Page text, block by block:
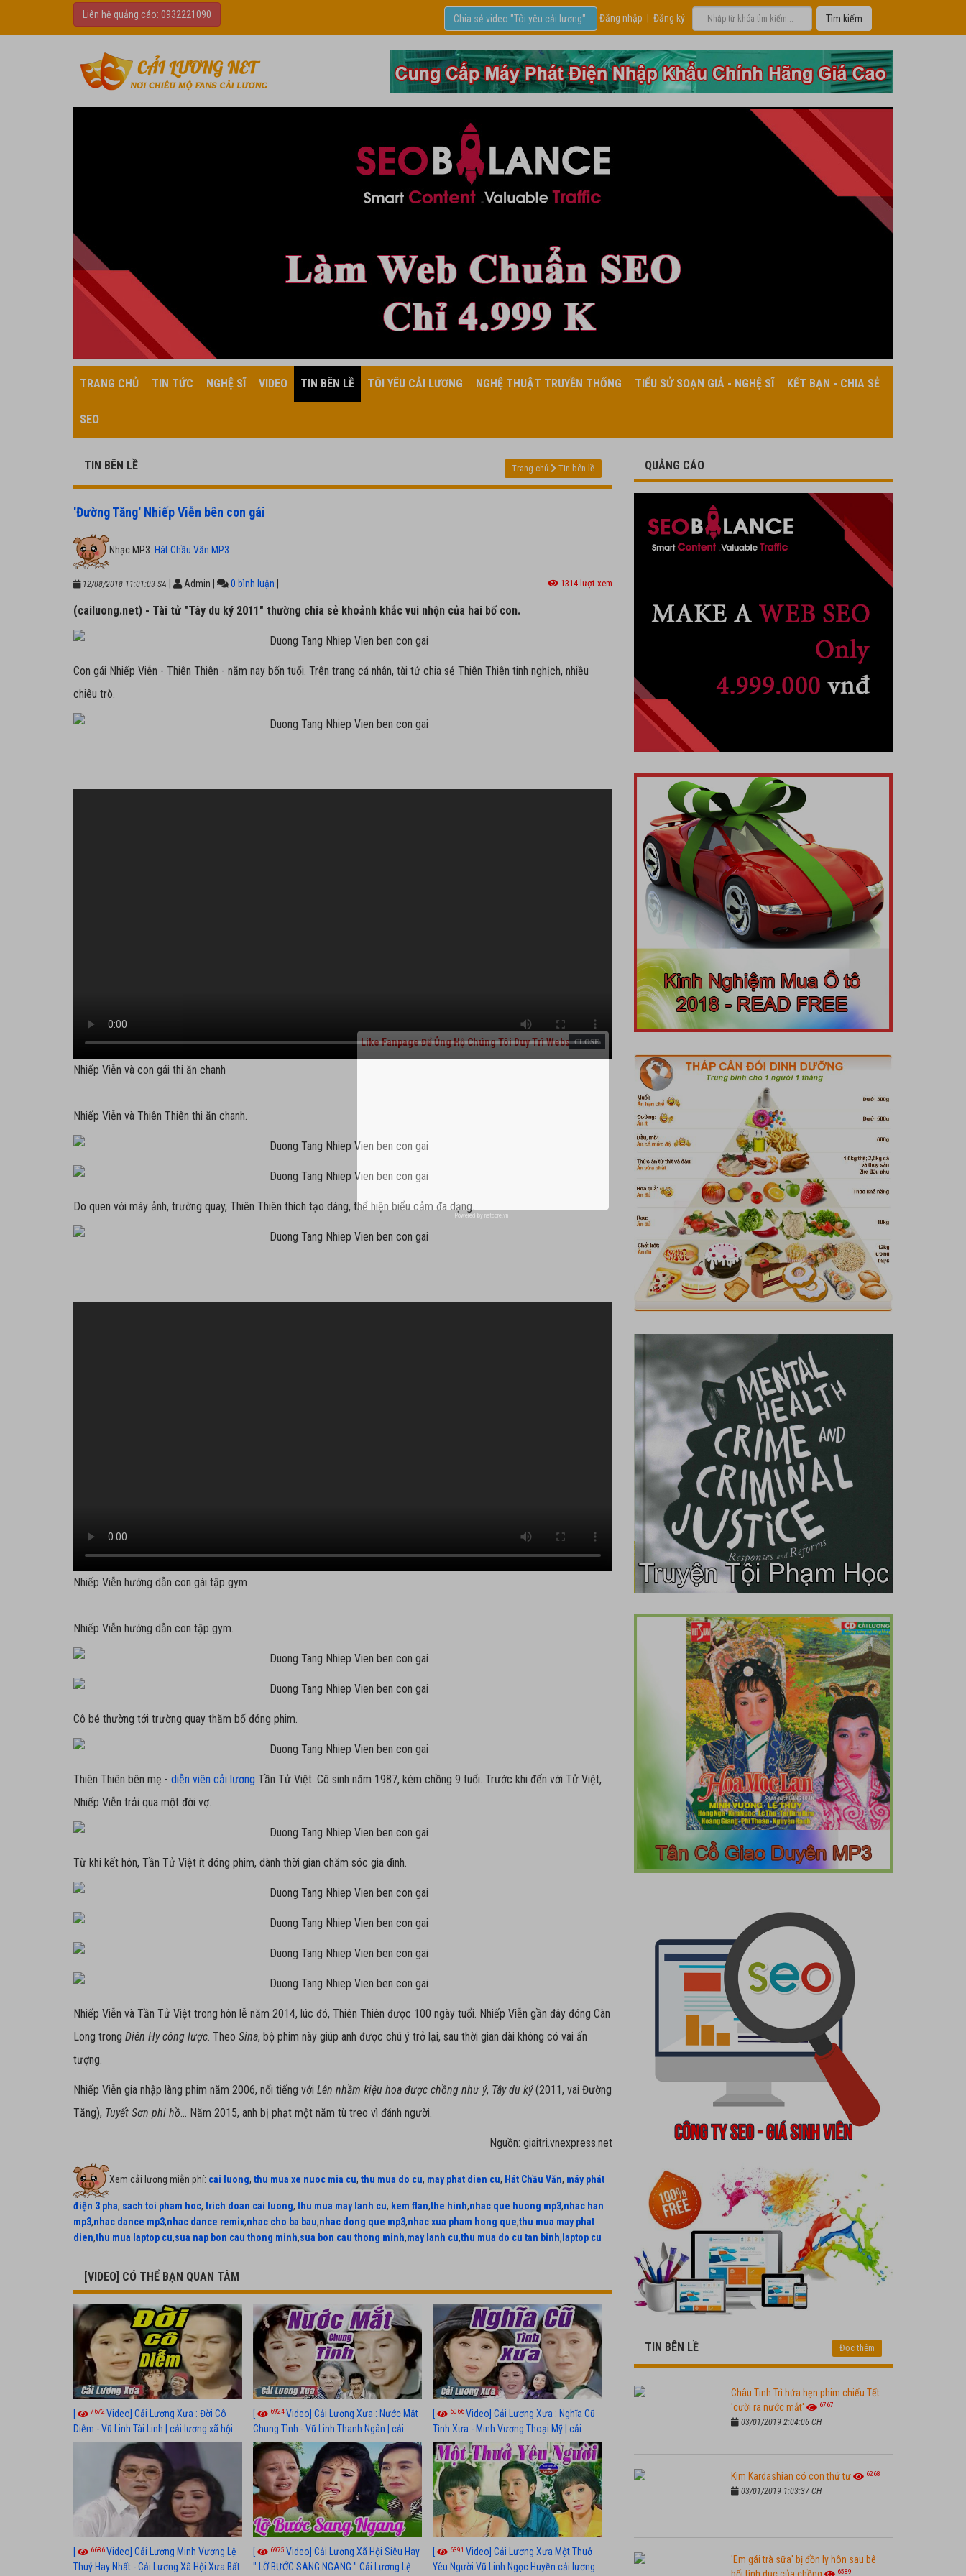
Liên hệ quảng cáo: 0932221090 Đăng nhập Đăng ký
Chia sẻ video "Tôi yêu cải lương".
TRANG CHỦ TIN TỨC NGHỆ SĨ VIDEO TIN BÊN LỀ TÔI YÊU CẢI LƯƠNG NGHỆ THUẬT TRUYỀN THỐNG TIỂU SỬ SOẠN GIẢ - NGHỆ SĨ KẾT BẠN - CHIA SẺ
SEO
TIN BÊN LỀ Trang chủ Tin bên lề
'Đường Tăng' Nhiếp Viễn bên con gái
Nhạc MP3: Hát Chầu Văn MP3
12/08/2018 11:01:03 SA Admin 0 bình luận 1314 lượt xem
(cailuong.net) - Tài tử "Tây du ký 2011" thường chia sẻ khoảnh khắc vui nhộn của hai bố con.
Con gái Nhiếp Viễn - Thiên Thiên - năm nay bốn tuổi. Trên trang cá nhân, tài tử chia sẻ Thiên Thiên tinh nghịch, nhiều
chiêu trò.
Nhiếp Viễn và con gái thi ăn chanh
Nhiếp Viễn và Thiên Thiên thi ăn chanh.
Do quen với máy ảnh, trường quay, Thiên Thiên thích tạo dáng, thể hiện biểu cảm đa dạng.
Nhiếp Viễn hướng dẫn con gái tập gym
Nhiếp Viễn hướng dẫn con tập gym.
Cô bé thường tới trường quay thăm bố đóng phim.
Thiên Thiên bên mẹ - diễn viên cải lương Tần Tử Việt. Cô sinh năm 1987, kém chồng 9 tuổi. Trước khi đến với Tử Việt,
Nhiếp Viễn trải qua một đời vợ.
Từ khi kết hôn, Tần Tử Việt ít đóng phim, dành thời gian chăm sóc gia đình.
Nhiếp Viễn và Tần Tử Việt trong hôn lễ năm 2014, lúc đó, Thiên Thiên được 100 ngày tuổi. Nhiếp Viễn gần đây đóng Càn
Long trong Diên Hy công lược. Theo Sina, bộ phim này giúp anh được chú ý trở lại, sau thời gian dài không có vai ấn
tượng.
Nhiếp Viễn gia nhập làng phim năm 2006, nổi tiếng với Lên nhầm kiệu hoa được chồng như ý, Tây du ký(2011, vai Đường
Tăng), Tuyết Sơn phi hồ... Năm 2015, anh bị phạt một năm tù treo vì đánh người.
Nguồn: giaitri.vnexpress.net
Xem cải lương miễn phí: cai luong, thu mua xe nuoc mia cu, thu mua do cu, may phat dien cu, Hát Chầu Văn, máy phát
điện 3 pha, sach toi pham hoc, trich doan cai luong, thu mua may lanh cu, kem flan,the hinh,nhac que huong mp3,nhac han
mp3,nhac dance mp3,nhac dance remix,nhac cho ba bau,nhac dong que mp3,nhac xua pham hong que,thu mua may phat
dien,thu mua laptop cu,sua nap bon cau thong minh,sua bon cau thong minh,may lanh cu,thu mua do cu tan binh, laptop cu
[VIDEO] CÓ THỂ BẠN QUAN TÂM
[ 7672Video] Cải Lương Xưa : Đời Cô
Diễm - Vũ Linh Tài Linh | cải lương xã hội
hay nhất
[ 6924Video] Cải Lương Xưa : Nước Mắt
Chung Tình - Vũ Linh Thanh Ngân | cải
lương xã hội hay nhất
[ 6066Video] Cải Lương Xưa : Nghĩa Cũ
Tình Xưa - Minh Vương Thoại Mỹ | cải
lương xã hội hay nhất
[ 6686Video] Cải Lương Minh Vương Lệ
Thuỷ Hay Nhất - Cải Lương Xã Hội Xưa Bất
[ 6975 Video] Cải Lương Xã Hội Siêu Hay
" LỠ BƯỚC SANG NGANG " Cải Lương Lệ
[ 6391 Video] Cải Lương Xưa Một Thuở
Yêu Người Vũ Linh Ngọc Huyền cải lương
QUẢNG CÁO
TIN BÊN LỀ Đọc thêm
Châu Tinh Trì hứa hẹn phim chiếu Tết
'cười ra nước mắt'
6767
03/01/2019 2:04:06 CH
Kim Kardashian có con thứ tư 6268
03/01/2019 1:03:37 CH
'Em gái trà sữa' bị đồn ly hôn sau bê
6589
Like Fanpage Để Ủng Hộ Chúng Tôi Duy Trì Website
Powered by netcore.vn